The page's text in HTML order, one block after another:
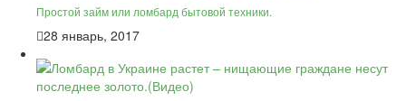
Простой займ или ломбард бытовой техники.
28 январь, 2017